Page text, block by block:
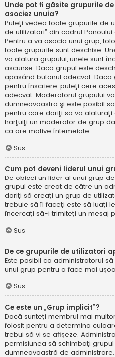
Unde pot fi găsite grupurile
asociez unuia?
Puteţi vedea toate grupurile de
de utilizatori” din cadrul
Pentru a vă asocia unui grup,
toate grupurile sunt deschise.
vă alătura grupului, unele sunt
ascunse. Dacă grupul este
apăsând butonul adecvat.
pentru înscriere, puteţi cere
adecvat. Moderatorul grupului
dumneavoastră şi este posibil
pentru care doriţi să vă alăturaţi
hărţuiţi un moderator de grup
că are motive întemeiate.
Sus
Cum pot deveni liderul unui
De obicei un lider al unui grup
grupul este creat de către un
doriţi să creaţi un grup de
trebuie să îl faceţi este să luaţi
încercaţi să-i trimiteţi un mesaj
Sus
De ce grupurile de utilizatori
Este posibil ca administratorul
unui grup pentru a face mai
Sus
Ce este un „Grup implicit”?
Dacă sunteţi membrul mai
folosit pentru a determina
trebui să vi se afişeze.
permisiunea să schimbaţi
dumneavoastră de administrare.